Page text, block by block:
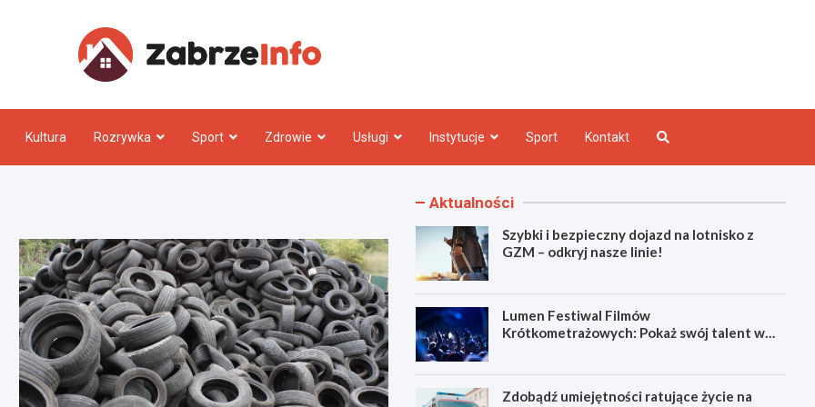
Kultura Rozrywka Sport Zdrowie Usługi Instytucje Sport Kontakt
Aktualności
Szybki i bezpieczny dojazd na lotnisko z
GZM – odkryj nasze linie!
Lumen Festiwal Filmów
Krótkometrażowych: Pokaż swój talent w
Zdobądź umiejętności ratujące życie na